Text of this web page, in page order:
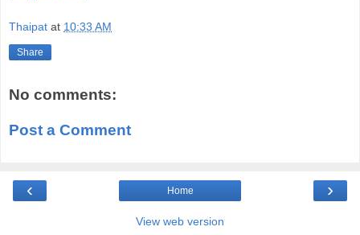
Thaipat at 10:33 AM
Share
No comments:
Post a Comment
‹ ›
Home
View web version